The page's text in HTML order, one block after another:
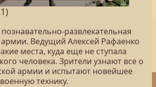
развлекательная
Ведущий Алексей Рафаенко
места, куда еще не ступала
человека. Зрители узнают все о
армии и испытают новейшее
технику.